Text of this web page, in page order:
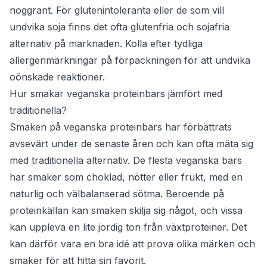
noggrant. För glutenintoleranta eller de som vill
undvika soja finns det ofta glutenfria och sojafria
alternativ på marknaden. Kolla efter tydliga
allergenmärkningar på förpackningen för att undvika
oönskade reaktioner.
Hur smakar veganska proteinbars jämfört med
traditionella?
Smaken på veganska proteinbars har förbättrats
avsevärt under de senaste åren och kan ofta mäta sig
med traditionella alternativ. De flesta veganska bars
har smaker som choklad, nötter eller frukt, med en
naturlig och välbalanserad sötma. Beroende på
proteinkällan kan smaken skilja sig något, och vissa
kan uppleva en lite jordig ton från växtproteiner. Det
kan därför vara en bra idé att prova olika märken och
smaker för att hitta sin favorit.